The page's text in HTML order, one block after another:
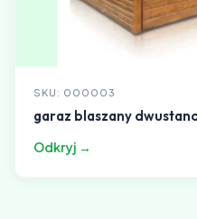
SKU: 000003
garaz blaszany
Odkryj →